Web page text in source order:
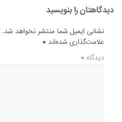
دیدگاهتان را بنویسید
نشانی ایمیل شما منتشر نخواهد شد.
علامت‌گذاری شده‌اند*
دیدگاه*